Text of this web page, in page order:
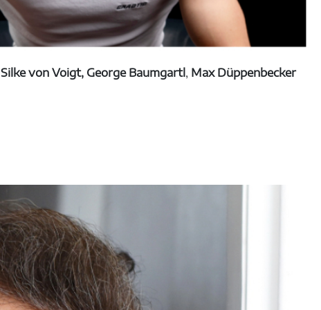
Silke von Voigt, George Baumgartl , Max Düppenbecker